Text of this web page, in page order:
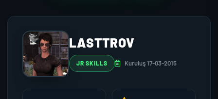
LASTTROV
JR SKILLS Kuruluş 17-03-2015